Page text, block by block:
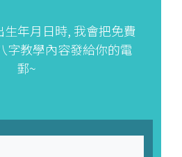
生年月日時, 我會把免費
字教學內容發給你的電
郵~